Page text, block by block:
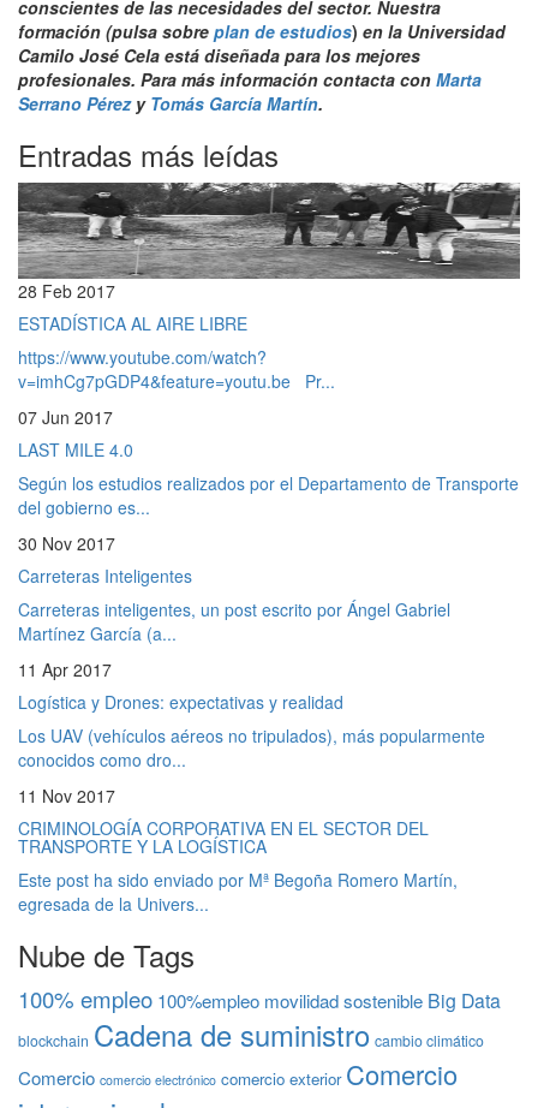
conscientes de las necesidades del sector. Nuestra
formación (pulsa sobre plan de estudios) en la Universidad
Camilo José Cela está diseñada para los mejores
profesionales. Para más información contacta con Marta
Serrano Pérezy Tomás García Martín.
Entradas más leídas
28 Feb 2017
ESTADÍSTICA AL AIRE LIBRE
https://www.youtube.com/watch?
v=imhCg7pGDP4&feature=youtu.be Pr...
07 Jun 2017
LAST MILE 4.0
Según los estudios realizados por el Departamento de Transporte
del gobierno es...
30 Nov 2017
Carreteras Inteligentes
Carreteras inteligentes, un post escrito por Ángel Gabriel
Martínez García (a...
11 Apr 2017
Logística y Drones: expectativas y realidad
Los UAV (vehículos aéreos no tripulados), más popularmente
conocidos como dro...
11 Nov 2017
CRIMINOLOGÍA CORPORATIVA EN EL SECTOR DEL
TRANSPORTE Y LA LOGÍSTICA
Este post ha sido enviado por Mª Begoña Romero Martín,
egresada de la Univers...
Nube de Tags
100% empleo 100%empleo movilidad sostenible Big Data
blockchain Cadena de suministro cambio climático
Comercio comercio electrónico comercio exterior Comercio